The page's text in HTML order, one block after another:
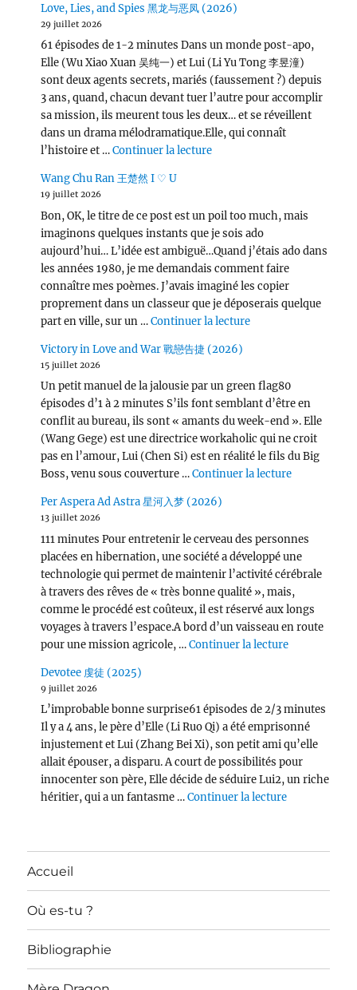
Love, Lies, and Spies 黑龙与恶凤 (2026)
29 juillet 2026
61 épisodes de 1-2 minutes Dans un monde post-apo,
Elle (Wu Xiao Xuan 吴纯一) et Lui (Li Yu Tong 李昱潼)
sont deux agents secrets, mariés (faussement ?) depuis
3 ans, quand, chacun devant tuer l’autre pour accomplir
sa mission, ils meurent tous les deux… et se réveillent
dans un drama mélodramatique.Elle, qui connaît
l’histoire et …Continuer la lecturede « Love, Lies, and Spies
Wang Chu Ran 王楚然 I ♡ U
19 juillet 2026
Bon, OK, le titre de ce post est un poil too much, mais
imaginons quelques instants que je sois ado
aujourd’hui… L’idée est ambiguë…Quand j’étais ado dans
les années 1980, je me demandais comment faire
connaître mes poèmes. J’avais imaginé les copier
proprement dans un classeur que je déposerais quelque
part en ville, sur un …Continuer la lecturede « Wang Chu Ran
Victory in Love and War 戰戀告捷 (2026)
15 juillet 2026
Un petit manuel de la jalousie par un green flag80
épisodes d’1 à 2 minutes S’ils font semblant d’être en
conflit au bureau, ils sont « amants du week-end ». Elle
(Wang Gege) est une directrice workaholic qui ne croit
pas en l’amour, Lui (Chen Si) est en réalité le fils du Big
Boss, venu sous couverture …Continuer la lecturede « Victory
Per Aspera Ad Astra 星河入梦 (2026)
13 juillet 2026
111 minutes Pour entretenir le cerveau des personnes
placées en hibernation, une société a développé une
technologie qui permet de maintenir l’activité cérébrale
à travers des rêves de « très bonne qualité », mais,
comme le procédé est coûteux, il est réservé aux longs
voyages à travers l’espace.A bord d’un vaisseau en route
pour une mission agricole, …Continuer la lecturede « Per
Devotee 虔徒 (2025)
9 juillet 2026
L’improbable bonne surprise61 épisodes de 2/3 minutes
Il y a 4 ans, le père d’Elle (Li Ruo Qi) a été emprisonné
injustement et Lui (Zhang Bei Xi), son petit ami qu’elle
allait épouser, a disparu. A court de possibilités pour
innocenter son père, Elle décide de séduire Lui2, un riche
héritier, qui a un fantasme …Continuer la lecturede « Devotee
Accueil
Où es-tu ?
Bibliographie